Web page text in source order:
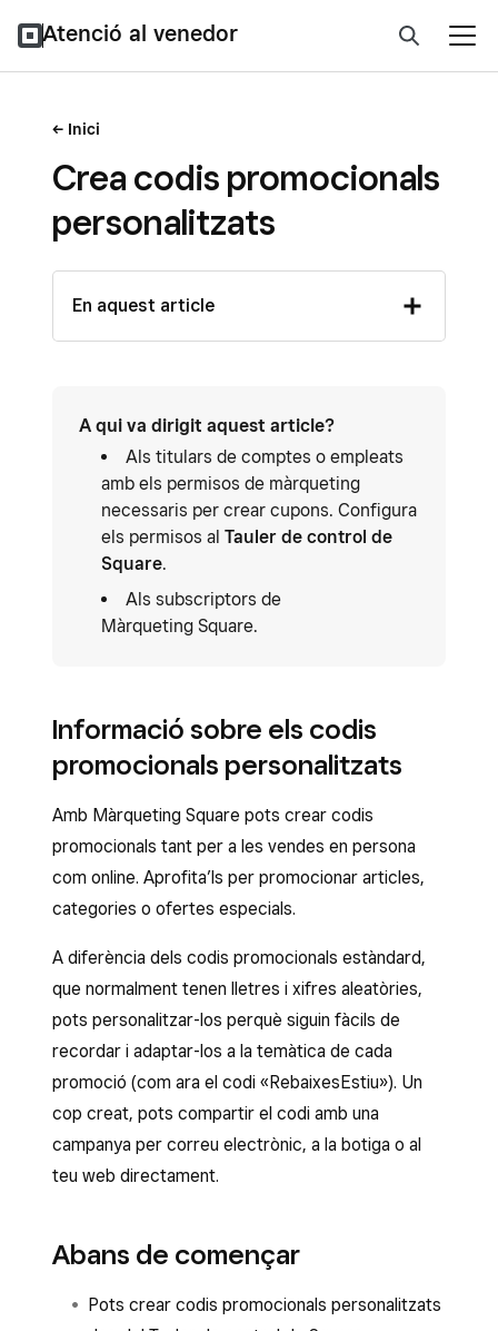
Atenció al venedor
Inici
Crea codis promocionals
personalitzats
En aquest article
A qui va dirigit aquest article?
Als titulars de comptes o empleats
amb els permisos de màrqueting
necessaris per crear cupons. Configura
els permisos al Tauler de control de
Square.
Als subscriptors de
Màrqueting Square.
Informació sobre els codis
promocionals personalitzats
Amb Màrqueting Square pots crear codis
promocionals tant per a les vendes en persona
com online. Aprofita’ls per promocionar articles,
categories o ofertes especials.
A diferència dels codis promocionals estàndard,
que normalment tenen lletres i xifres aleatòries,
pots personalitzar-los perquè siguin fàcils de
recordar i adaptar-los a la temàtica de cada
promoció (com ara el codi «RebaixesEstiu»). Un
cop creat, pots compartir el codi amb una
campanya per correu electrònic, a la botiga o al
teu web directament.
Abans de començar
Pots crear codis promocionals personalitzats